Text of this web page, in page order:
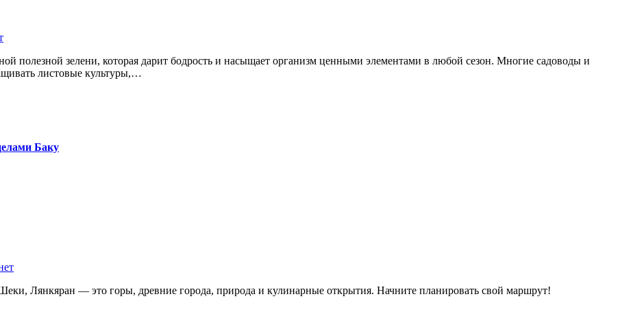
листовые культуры,…
Баку
Лянкяран — это горы, древние города, природа и кулинарные открытия. Начните планировать свой маршрут!